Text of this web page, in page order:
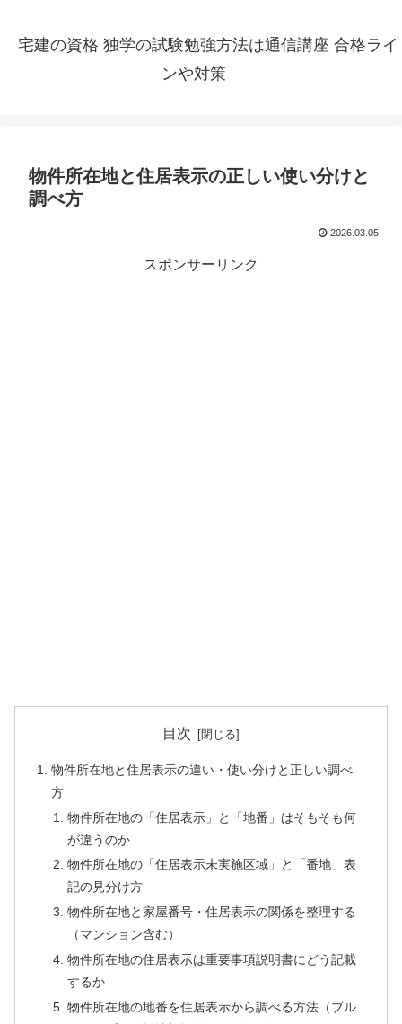
宅建の資格 独学の試験勉強方法は通信講座 合格ライ
ンや対策
物件所在地と住居表示の正しい使い分けと
調べ方
2026.03.05
スポンサーリンク
目次
物件所在地と住居表示の違い・使い分けと正しい調べ
方
物件所在地の「住居表示」と「地番」はそもそも何
が違うのか
物件所在地の「住居表示未実施区域」と「番地」表
記の見分け方
物件所在地と家屋番号・住居表示の関係を整理する
（マンション含む）
物件所在地の住居表示は重要事項説明書にどう記載
するか
物件所在地の地番を住居表示から調べる方法（ブル